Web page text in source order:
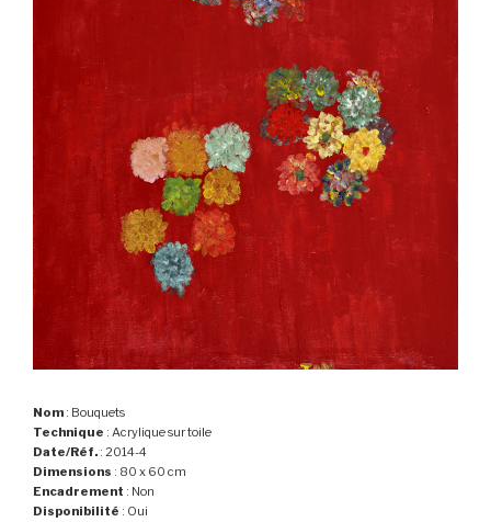
Nom : Bouquets
Technique : Acrylique sur toile
Date/Réf. : 2014-4
Dimensions : 80 x 60 cm
Encadrement : Non
Disponibilité : Oui